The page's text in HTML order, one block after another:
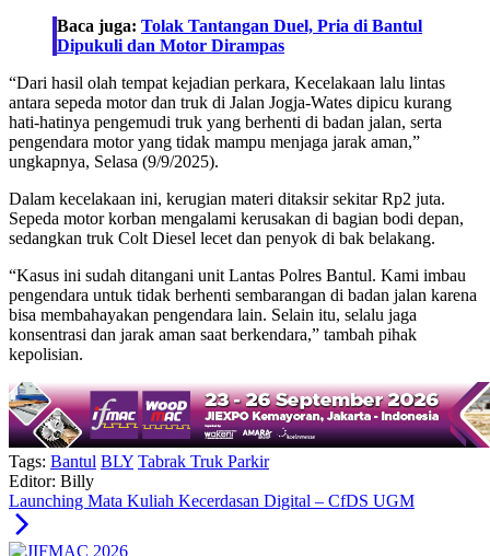
Baca juga: Tolak Tantangan Duel, Pria di Bantul
Dipukuli dan Motor Dirampas
“Dari hasil olah tempat kejadian perkara, Kecelakaan lalu lintas
antara sepeda motor dan truk di Jalan Jogja-Wates dipicu kurang
hati-hatinya pengemudi truk yang berhenti di badan jalan, serta
pengendara motor yang tidak mampu menjaga jarak aman,”
ungkapnya, Selasa (9/9/2025).
Dalam kecelakaan ini, kerugian materi ditaksir sekitar Rp2 juta.
Sepeda motor korban mengalami kerusakan di bagian bodi depan,
sedangkan truk Colt Diesel lecet dan penyok di bak belakang.
“Kasus ini sudah ditangani unit Lantas Polres Bantul. Kami imbau
pengendara untuk tidak berhenti sembarangan di badan jalan karena
bisa membahayakan pengendara lain. Selain itu, selalu jaga
konsentrasi dan jarak aman saat berkendara,” tambah pihak
kepolisian.
Tags: Bantul BLY Tabrak Truk Parkir
Editor: Billy
Launching Mata Kuliah Kecerdasan Digital – CfDS UGM